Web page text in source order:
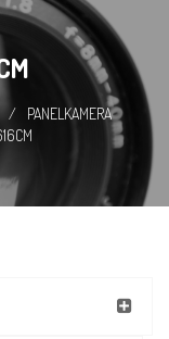
/
PANELKAMERA